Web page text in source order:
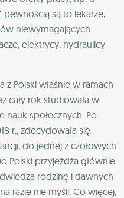
pewnością są to lekarze,
niewymagających
elektrycy, hydraulicy
z Polski właśnie w ramach
cały rok studiowała w
nauk społecznych. Po
r., zdecydowała się
do jednej z czołowych
Polski przyjeżdża głównie
rodzinę i dawnych
razie nie myśli. Co więcej,